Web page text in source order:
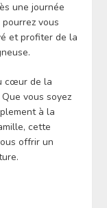
une journée
vous
et profiter de la
cœur de la
vous soyez
à la
cette
offrir un